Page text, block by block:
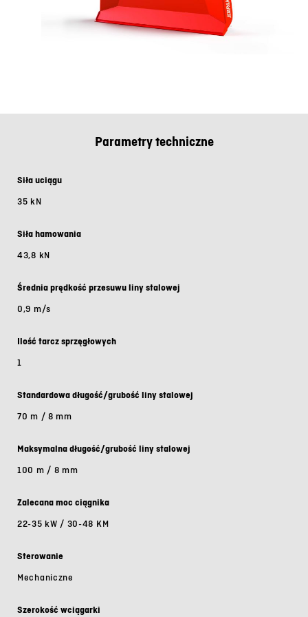
Parametry techniczne
Siła uciągu
35 kN
Siła hamowania
43,8 kN
Średnia prędkość przesuwu liny stalowej
0,9 m/s
Ilość tarcz sprzęgłowych
1
Standardowa długość/grubość liny stalowej
70 m / 8 mm
Maksymalna długość/grubość liny stalowej
100 m / 8 mm
Zalecana moc ciągnika
22-35 kW / 30-48 KM
Sterowanie
Mechaniczne
Szerokość wciągarki